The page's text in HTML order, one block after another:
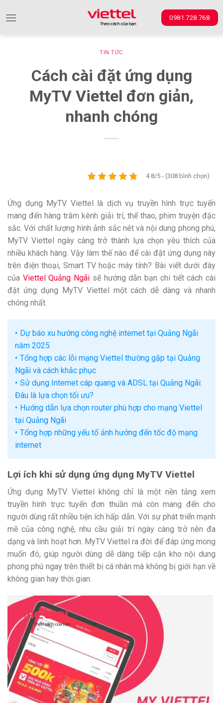
to
0981.728.768
TIN TỨC
Cách cài đặt ứng dụng
MyTV Viettel đơn giản,
nhanh chóng
4.8/5 - (308 bình chọn)
Ứng dụng MyTV Viettel là dịch vụ truyền hình trực tuyến
mang đến hàng trăm kênh giải trí, thể thao, phim truyện đặc
sắc. Với chất lượng hình ảnh sắc nét và nội dung phong phú,
MyTV Viettel ngày càng trở thành lựa chọn yêu thích của
nhiều khách hàng. Vậy làm thế nào để cài đặt ứng dụng này
trên điện thoại, Smart TV hoặc máy tính? Bài viết dưới đây
của Viettel Quảng Ngãi sẽ hướng dẫn bạn chi tiết cách cài
đặt ứng dụng MyTV Viettel một cách dễ dàng và nhanh
chóng nhất.
Dự báo xu hướng công nghệ internet tại Quảng Ngãi
năm 2025
Tổng hợp các lỗi mạng Viettel thường gặp tại Quảng
Ngãi và cách khắc phục
Sử dụng Internet cáp quang và ADSL tại Quảng Ngãi:
Đâu là lựa chọn tối ưu?
Hướng dẫn lựa chọn router phù hợp cho mạng Viettel
tại Quảng Ngãi
Tổng hợp những yếu tố ảnh hưởng đến tốc độ mạng
internet
Lợi ích khi sử dụng ứng dụng MyTV Viettel
Ứng dụng MyTV Viettel không chỉ là một nền tảng xem
truyền hình trực tuyến đơn thuần mà còn mang đến cho
người dùng rất nhiều tiện ích hấp dẫn. Với sự phát triển mạnh
mẽ của công nghệ, nhu cầu giải trí ngày càng trở nên đa
dạng và linh hoạt hơn. MyTV Viettel ra đời để đáp ứng mong
muốn đó, giúp người dùng dễ dàng tiếp cận kho nội dung
phong phú ngay trên thiết bị cá nhân mà không bị giới hạn về
không gian hay thời gian.